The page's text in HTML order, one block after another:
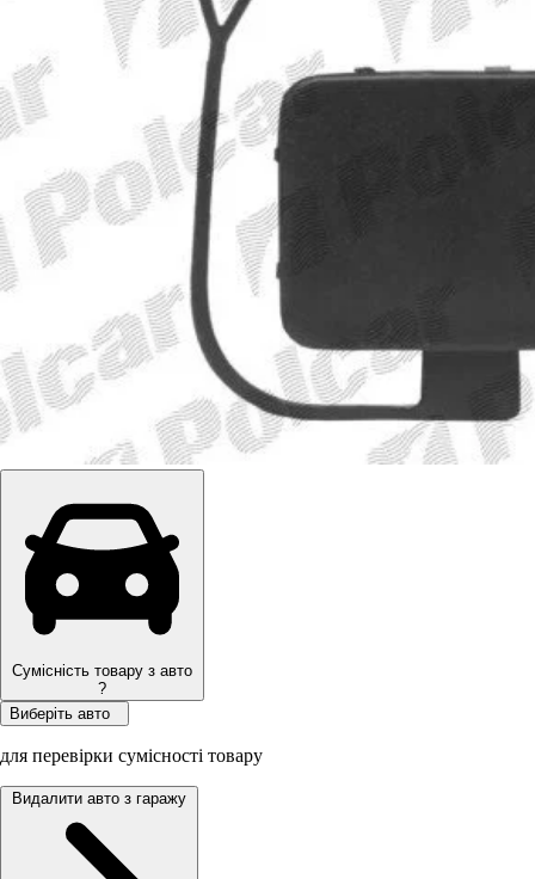
Сумісність товару з авто
?
Виберіть авто
для перевірки сумісності товару
Видалити авто з гаражу